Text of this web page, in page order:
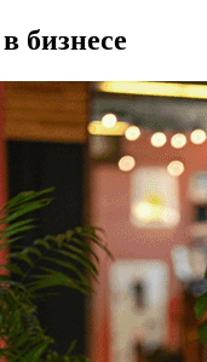
бизнесе